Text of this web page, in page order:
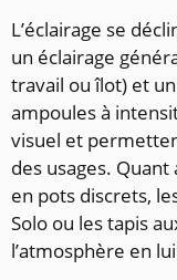
L’éclairage se
un éclairage
travail ou îlot) et
ampoules à
visuel et
des usages.
en pots discrets,
Solo ou les tapis
l’atmosphère en